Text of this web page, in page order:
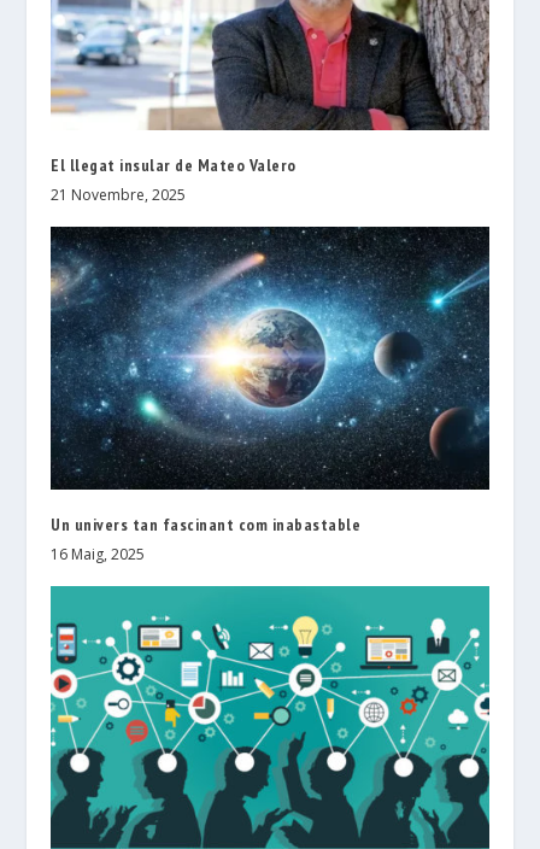
El llegat insular de Mateo Valero
21 Novembre, 2025
Un univers tan fascinant com inabastable
16 Maig, 2025